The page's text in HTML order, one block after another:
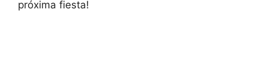
próxima fiesta!